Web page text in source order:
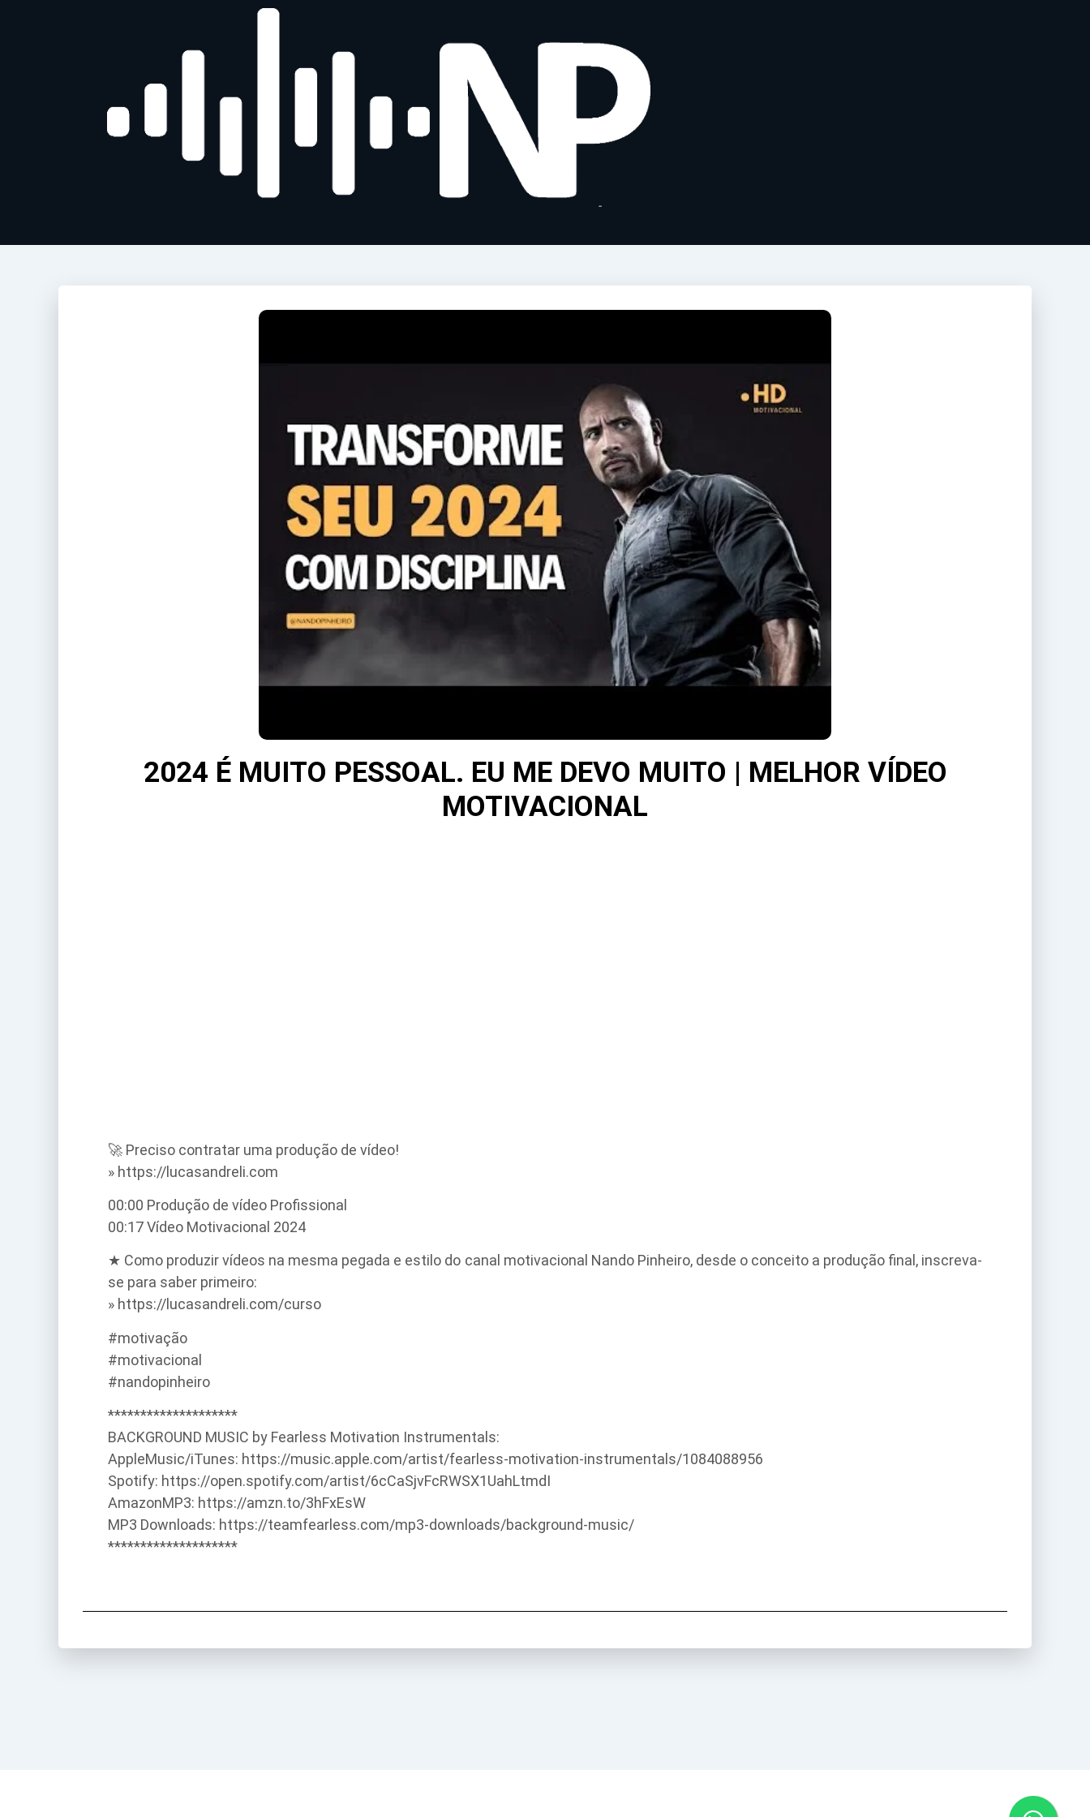
2024 É MUITO PESSOAL. EU ME DEVO MUITO | MELHOR VÍDEO
MOTIVACIONAL
🚀 Preciso contratar uma produção de vídeo!
» https://lucasandreli.com
00:00 Produção de vídeo Profissional
00:17 Vídeo Motivacional 2024
★ Como produzir vídeos na mesma pegada e estilo do canal motivacional Nando Pinheiro, desde o conceito a produção final, inscreva-
se para saber primeiro:
» https://lucasandreli.com/curso
#motivação
#motivacional
#nandopinheiro
********************
BACKGROUND MUSIC by Fearless Motivation Instrumentals:
AppleMusic/iTunes: https://music.apple.com/artist/fearless-motivation-instrumentals/1084088956
Spotify: https://open.spotify.com/artist/6cCaSjvFcRWSX1UahLtmdI
AmazonMP3: https://amzn.to/3hFxEsW
MP3 Downloads: https://teamfearless.com/mp3-downloads/background-music/
********************